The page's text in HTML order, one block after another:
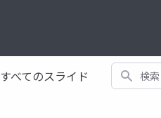
すべてのスライド 検索